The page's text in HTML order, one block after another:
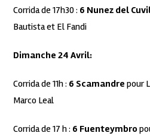
Corrida de 17h30 : 6 Nunez del
Bautista et El Fandi
Dimanche 24 Avril:
Corrida de 11h : 6 Scamandre pour
Marco Leal
Corrida de 17 h : 6 Fuenteymbro